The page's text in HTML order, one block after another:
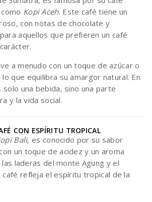
Kopi Aceh. Este café tiene un
con notas de chocolate y
aquellos que prefieren un café
a menudo con un toque de azúcar o
que equilibra su amargor natural. En
solo una bebida, sino una parte
y la vida social.
CON ESPÍRITU TROPICAL
Bali, es conocido por su sabor
un toque de acidez y un aroma
laderas del monte Agung y el
refleja el espíritu tropical de la